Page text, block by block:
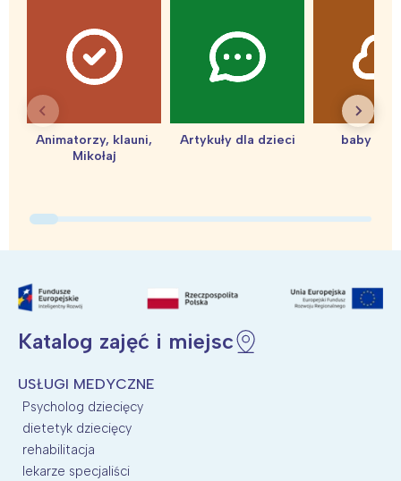
Animatorzy, klauni,
Mikołaj
Artykuły dla dzieci baby
Katalog zajęć i miejsc
USŁUGI MEDYCZNE
Psycholog dziecięcy
dietetyk dziecięcy
rehabilitacja
lekarze specjaliści